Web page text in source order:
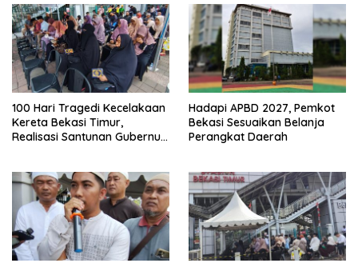
100 Hari Tragedi Kecelakaan
Kereta Bekasi Timur,
Realisasi Santunan Gubernur
Hadapi APBD 2027, Pemkot
Bekasi Sesuaikan Belanja
Perangkat Daerah